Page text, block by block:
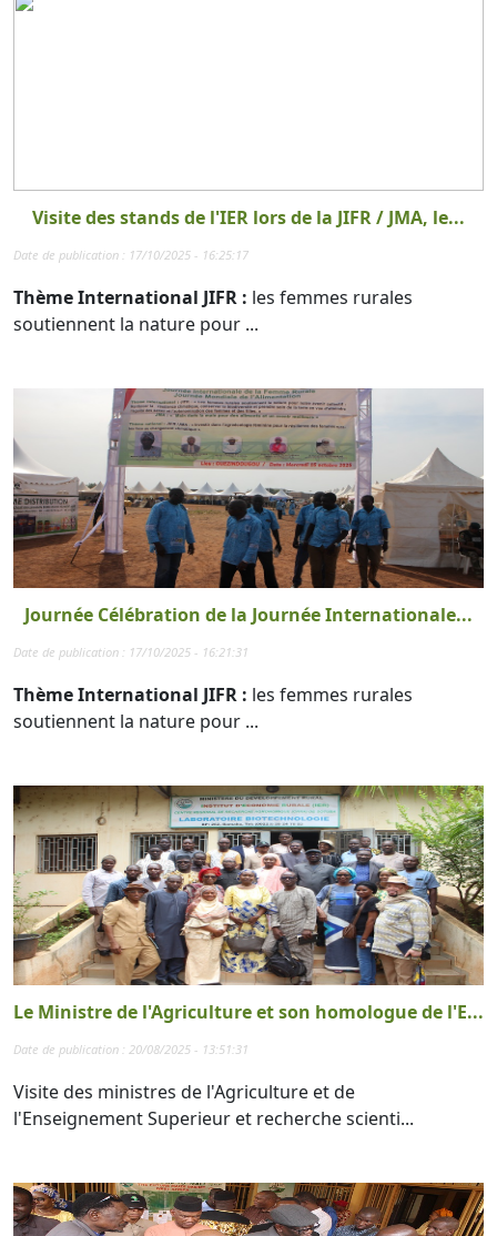
Visite des stands de l'IER lors de la JIFR / JMA, le...
Date de publication : 17/10/2025 - 16:25:17
Thème International JIFR : les femmes rurales
soutiennent la nature pour ...
Journée Célébration de la Journée Internationale...
Date de publication : 17/10/2025 - 16:21:31
Thème International JIFR : les femmes rurales
soutiennent la nature pour ...
Le Ministre de l'Agriculture et son homologue de l'E...
Date de publication : 20/08/2025 - 13:51:31
Visite des ministres de l'Agriculture et de
l'Enseignement Superieur et recherche scienti...